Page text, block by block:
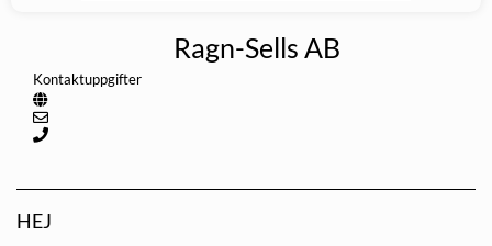
Ragn-Sells AB
Kontaktuppgifter
HEJ